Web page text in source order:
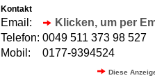
Kontakt
Email:
Klicken, um per
Telefon: 0049 511 373 98 527
Mobil:
0177-9394524
Diese